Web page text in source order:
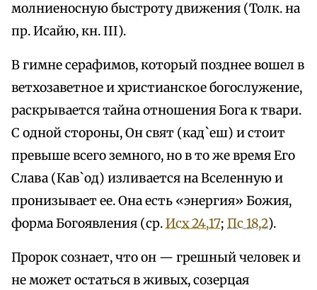
молниеносную быстроту движения (Толк. на
пр. Исайю, кн. III).
В гимне серафимов, который позднее вошел в
ветхозаветное и христианское богослужение,
раскрывается тайна отношения Бога к твари.
С одной стороны, Он свят (кад`еш) и стоит
превыше всего земного, но в то же время Его
Слава (Кав`од) изливается на Вселенную и
пронизывает ее. Она есть «энергия» Божия,
форма Богоявления (ср.Исх 24,17; Пс 18,2).
Пророк сознает, что он — грешный человек и
не может остаться в живых, созерцая